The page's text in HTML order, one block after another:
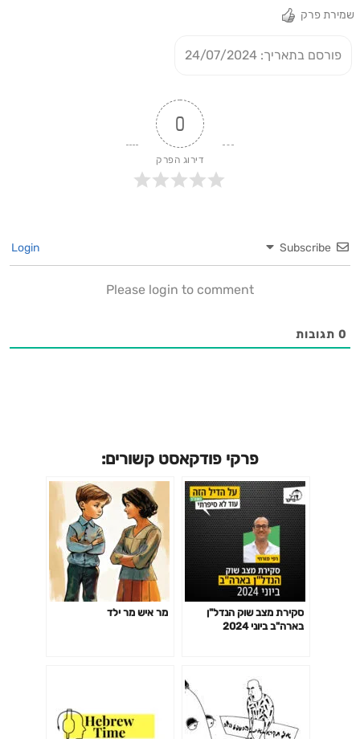
שמירת פרק
פורסם בתאריך: 24/07/2024
0
דירוג הפרק
Subscribe
Please login to comment
0 תגובות
פרקי פודקאסט קשורים:
סקירת מצב שוק הנדל"ן
בארה"ב ביוני 2024
מר איש מר ילד